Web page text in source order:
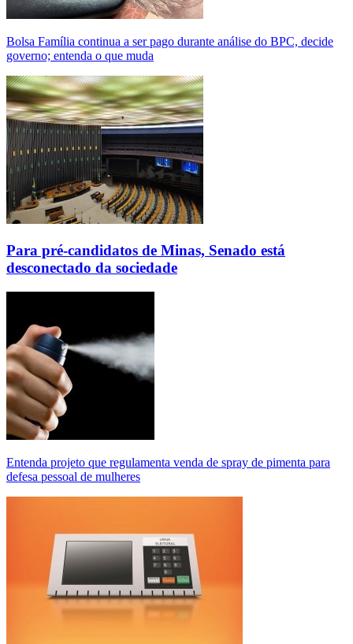
Bolsa Família continua a ser pago durante análise do BPC, decide
governo; entenda o que muda
Para pré-candidatos de Minas, Senado está
desconectado da sociedade
Entenda projeto que regulamenta venda de spray de pimenta para
defesa pessoal de mulheres